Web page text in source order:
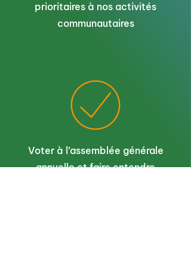
prioritaires à nos activités
communautaires
Voter à l’assemblée générale
annuelle et faire entendre